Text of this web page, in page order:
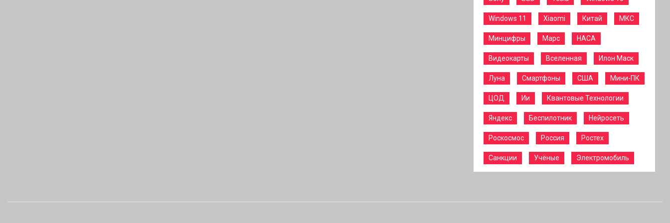
Windows 11 Xiaomi Китай МКС
Минцифры Марс НАСА
Видеокарты Вселенная Илон Маск
Луна Смартфоны США Мини-ПК
ЦОД Ии Квантовые Технологии
Яндекс Беспилотник Нейросеть
Роскосмос Россия Ростех
Санкции Учёные Электромобиль